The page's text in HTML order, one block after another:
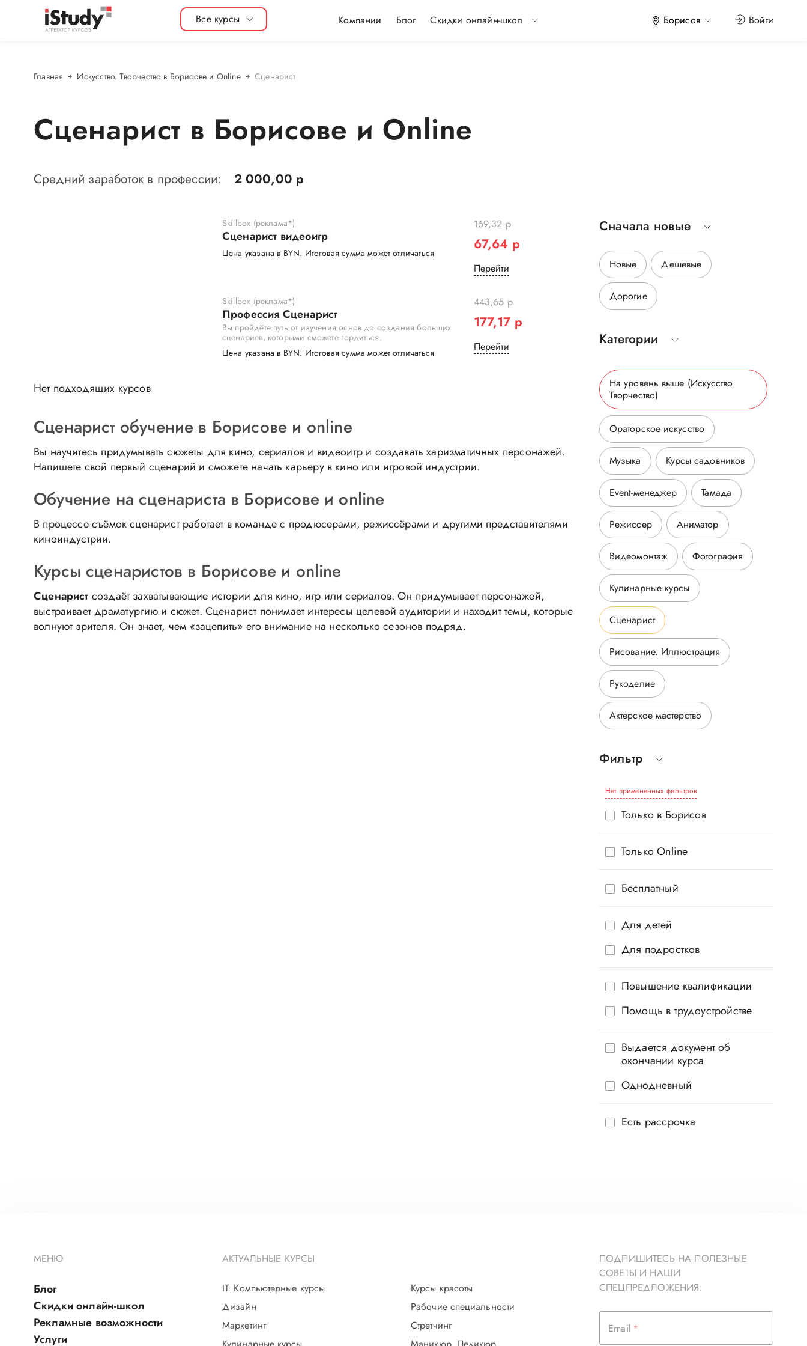
Все курсы Компании Блог Скидки онлайн-школ Борисов Войти
Главная Искусство. Творчество в Борисове и Online Сценарист
Сценарист в Борисове и Online
Средний заработок в профессии: 2 000,00 р
Skillbox (реклама*)
Сценарист видеоигр
Цена указана в BYN. Итоговая сумма может отличаться
169,32 р
67,64 р
Перейти
Skillbox (реклама*)
Профессия Сценарист
Вы пройдёте путь от изучения основ до создания больших
сценариев, которыми сможете гордиться.
Цена указана в BYN. Итоговая сумма может отличаться
443,65 р
177,17 р
Перейти
Нет подходящих курсов
Сценарист обучение в Борисове и online
Вы научитесь придумывать сюжеты для кино, сериалов и видеоигр и создавать харизматичных персонажей.
Напишете свой первый сценарий и сможете начать карьеру в кино или игровой индустрии.
Обучение на сценариста в Борисове и online
В процессе съёмок сценарист работает в команде с продюсерами, режиссёрами и другими представителями
киноиндустрии.
Курсы сценаристов в Борисове и online
Сценарист создаёт захватывающие истории для кино, игр или сериалов. Он придумывает персонажей,
выстраивает драматургию и сюжет. Сценарист понимает интересы целевой аудитории и находит темы, которые
волнуют зрителя. Он знает, чем «зацепить» его внимание на несколько сезонов подряд.
Сначала новые
Новые Дешевые
Дорогие
Категории
На уровень выше (Искусство.
Творчество)
Ораторское искусство
Музыка Курсы садовников
Event-менеджер Тамада
Режиссер Аниматор
Видеомонтаж Фотография
Кулинарные курсы
Сценарист
Рисование. Иллюстрация
Рукоделие
Актерское мастерство
Фильтр
Нет примененных фильтров
Только в Борисов
Только Online
Бесплатный
Для детей
Для подростков
Повышение квалификации
Помощь в трудоустройстве
Выдается документ об
окончании курса
Однодневный
Есть рассрочка
МЕНЮ
Блог
Скидки онлайн-школ
Рекламные возможности
Услуги
АКТУАЛЬНЫЕ КУРСЫ
IT. Компьютерные курсы
Курсы красоты
Дизайн
Рабочие специальности
Маркетинг
Стретчинг
ПОДПИШИТЕСЬ НА ПОЛЕЗНЫЕ
СОВЕТЫ И НАШИ
СПЕЦПРЕДЛОЖЕНИЯ:
Email